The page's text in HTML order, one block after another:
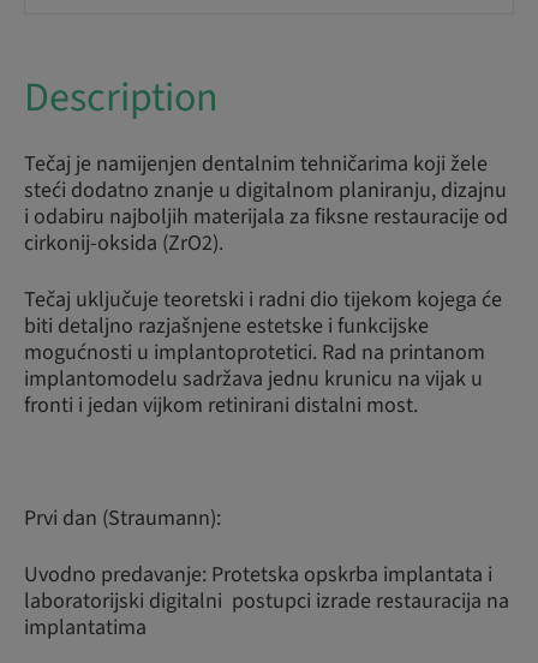
Description
Tečaj je namijenjen dentalnim tehničarima koji žele
steći dodatno znanje u digitalnom planiranju, dizajnu
i odabiru najboljih materijala za fiksne restauracije od
cirkonij-oksida (ZrO2).
Tečaj uključuje teoretski i radni dio tijekom kojega će
biti detaljno razjašnjene estetske i funkcijske
mogućnosti u implantoprotetici. Rad na printanom
implantomodelu sadržava jednu krunicu na vijak u
fronti i jedan vijkom retinirani distalni most.
Prvi dan (Straumann):
Uvodno predavanje: Protetska opskrba implantata i
laboratorijski digitalni postupci izrade restauracija na
implantatima